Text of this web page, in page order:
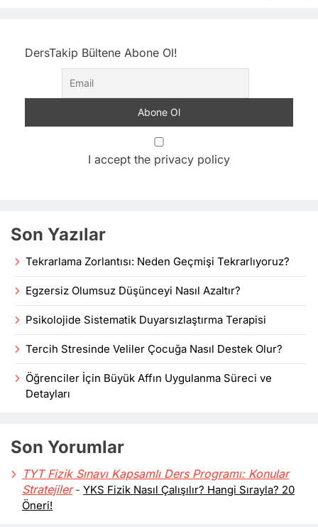
DersTakip Bültene Abone Ol!
I accept the privacy policy
Son Yazılar
Tekrarlama Zorlantısı: Neden Geçmişi Tekrarlıyoruz?
Egzersiz Olumsuz Düşünceyi Nasıl Azaltır?
Psikolojide Sistematik Duyarsızlaştırma Terapisi
Tercih Stresinde Veliler Çocuğa Nasıl Destek Olur?
Öğrenciler İçin Büyük Affın Uygulanma Süreci ve
Detayları
Son Yorumlar
TYT Fizik Sınavı Kapsamlı Ders Programı: Konular
Stratejiler- YKS Fizik Nasıl Çalışılır? Hangi Sırayla? 20
Öneri!